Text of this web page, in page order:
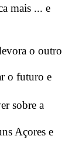
mais ... e
o outro
o futuro e
sobre a
Açores e